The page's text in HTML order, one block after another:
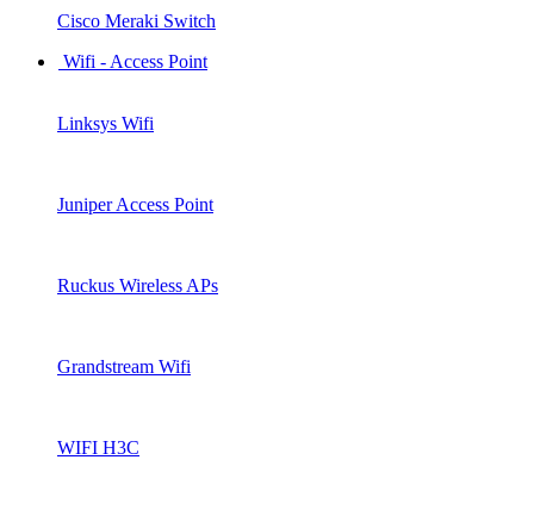
Cisco Meraki Switch
Wifi - Access Point
Linksys Wifi
Juniper Access Point
Ruckus Wireless APs
Grandstream Wifi
WIFI H3C